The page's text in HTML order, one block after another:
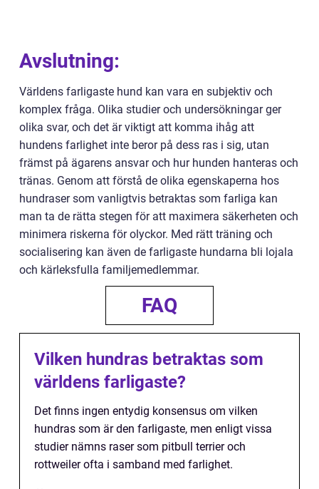
Avslutning:
Världens farligaste hund kan vara en subjektiv och
komplex fråga. Olika studier och undersökningar ger
olika svar, och det är viktigt att komma ihåg att
hundens farlighet inte beror på dess ras i sig, utan
främst på ägarens ansvar och hur hunden hanteras och
tränas. Genom att förstå de olika egenskaperna hos
hundraser som vanligtvis betraktas som farliga kan
man ta de rätta stegen för att maximera säkerheten och
minimera riskerna för olyckor. Med rätt träning och
socialisering kan även de farligaste hundarna bli lojala
och kärleksfulla familjemedlemmar.
FAQ
Vilken hundras betraktas som
världens farligaste?
Det finns ingen entydig konsensus om vilken
hundras som är den farligaste, men enligt vissa
studier nämns raser som pitbull terrier och
rottweiler ofta i samband med farlighet.